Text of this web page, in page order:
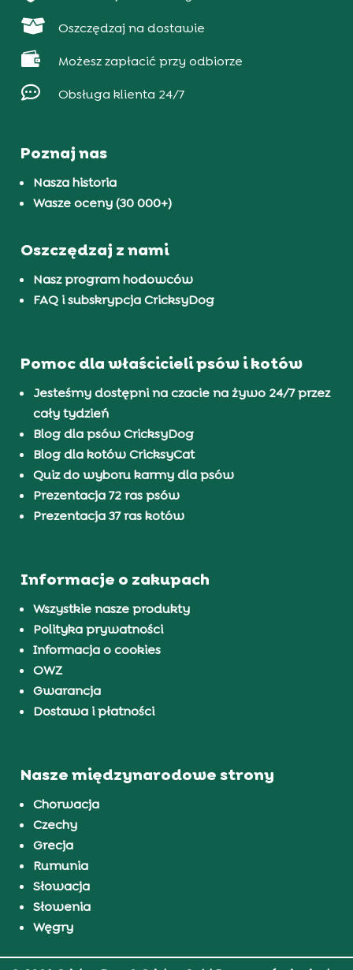
 Oszczędzaj na dostawie
 Możesz zapłacić przy odbiorze
 Obsługa klienta 24/7
Poznaj nas
Nasza historia
Wasze oceny (30 000+)
Oszczędzaj z nami
Nasz program hodowców
FAQ i subskrypcja CricksyDog
Pomoc dla właścicieli psów i kotów
Jesteśmy dostępni na czacie na żywo 24/7 przez
cały tydzień
Blog dla psów CricksyDog
Blog dla kotów CricksyCat
Quiz do wyboru karmy dla psów
Prezentacja 72 ras psów
Prezentacja 37 ras kotów
Informacje o zakupach
Wszystkie nasze produkty
Polityka prywatności
Informacja o cookies
OWZ
Gwarancja
Dostawa i płatności
Nasze międzynarodowe strony
Chorwacja
Czechy
Grecja
Rumunia
Słowacja
Słowenia
Węgry